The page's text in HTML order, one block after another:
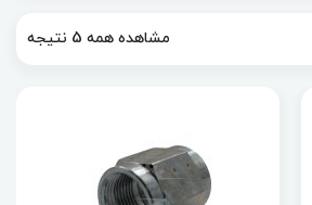
مشاهده همه 5 نتیجه